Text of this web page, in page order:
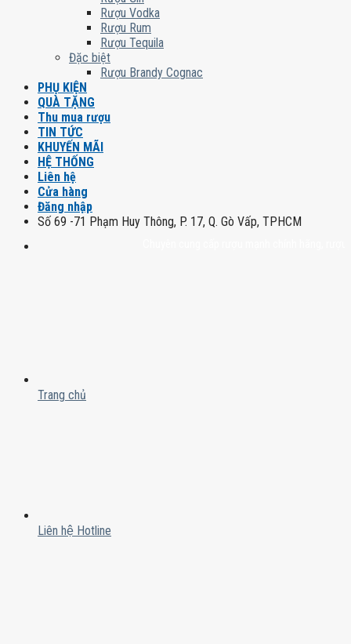
Rượu Vodka
Rượu Rum
Rượu Tequila
Đặc biệt
Rượu Brandy Cognac
PHỤ KIỆN
QUÀ TẶNG
Thu mua rượu
TIN TỨC
KHUYẾN MÃI
HỆ THỐNG
Liên hệ
Cửa hàng
Đăng nhập
Số 69 -71 Phạm Huy Thông, P. 17, Q. Gò Vấp, TPHCM
Trang chủ
Liên hệ Hotline